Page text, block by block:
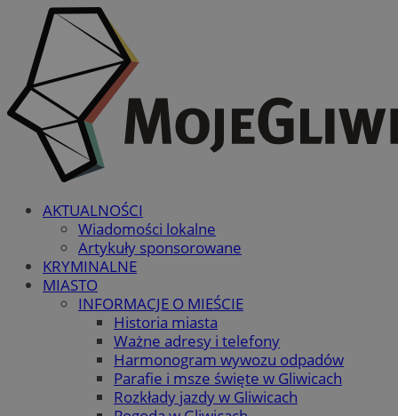
AKTUALNOŚCI
Wiadomości lokalne
Artykuły sponsorowane
KRYMINALNE
MIASTO
INFORMACJE O MIEŚCIE
Historia miasta
Ważne adresy i telefony
Harmonogram wywozu odpadów
Parafie i msze święte w Gliwicach
Rozkłady jazdy w Gliwicach